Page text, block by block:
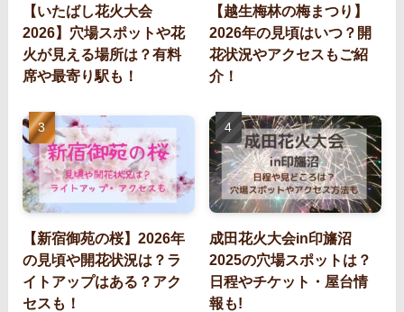
【いたばし花火大会
2026】穴場スポットや花
火が見える場所は？有料
席や最寄り駅も！
【越生梅林の梅まつり】
2026年の見頃はいつ？開
花状況やアクセスもご紹
介！
【新宿御苑の桜】2026年
の見頃や開花状況は？ラ
イトアップはある？アク
セスも！
成田花火大会in印旛沼
2025の穴場スポットは？
日程やチケット・屋台情
報も!